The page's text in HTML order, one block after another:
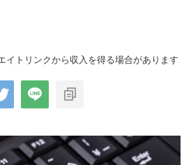
イトリンクから収入を得る場合があります